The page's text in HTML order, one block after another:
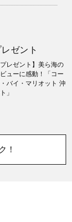
ゼント
プレゼント】美ら海の
ューに感動！「コー
バイ・マリオット 沖
」
！